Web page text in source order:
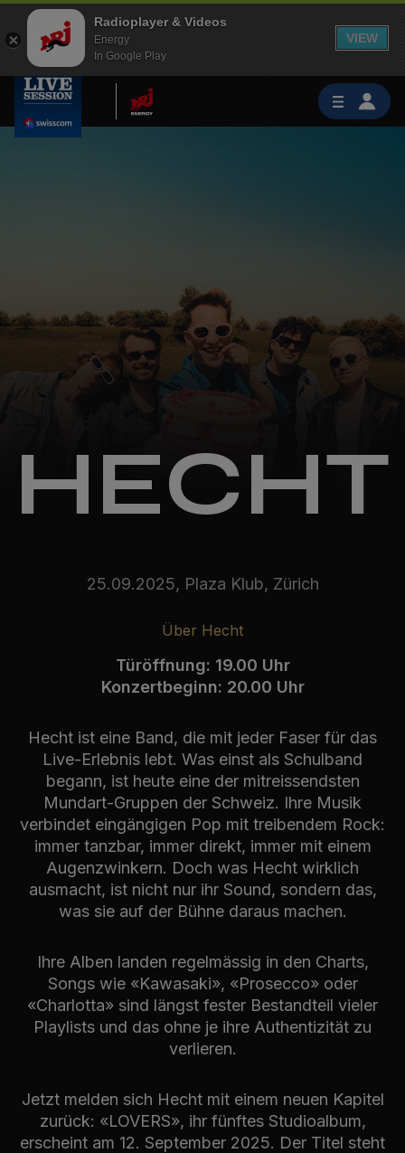
Radioplayer & Videos
Energy
In Google Play
VIEW
HECHT
25.09.2025, Plaza Klub, Zürich
Über Hecht
Türöffnung: 19.00 Uhr
Konzertbeginn: 20.00 Uhr
Hecht ist eine Band, die mit jeder Faser für das
Live-Erlebnis lebt. Was einst als Schulband
begann, ist heute eine der mitreissendsten
Mundart-Gruppen der Schweiz. Ihre Musik
verbindet eingängigen Pop mit treibendem Rock:
immer tanzbar, immer direkt, immer mit einem
Augenzwinkern. Doch was Hecht wirklich
ausmacht, ist nicht nur ihr Sound, sondern das,
was sie auf der Bühne daraus machen.
Ihre Alben landen regelmässig in den Charts,
Songs wie «Kawasaki», «Prosecco» oder
«Charlotta» sind längst fester Bestandteil vieler
Playlists und das ohne je ihre Authentizität zu
verlieren.
Jetzt melden sich Hecht mit einem neuen Kapitel
zurück: «LOVERS», ihr fünftes Studioalbum,
erscheint am 12. September 2025. Der Titel steht